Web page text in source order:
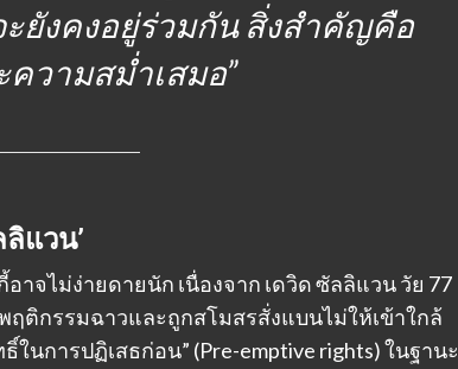
ะยังคงอยู่ร่วมกัน สิ่งสำคัญคือ
วามสม่ำเสมอ”
แวน’
จไม่ง่ายดายนัก เนื่องจาก เดวิด ซัลลิแวน วัย 77
ติกรรมฉาวและถูกสโมสรสั่งแบนไม่ให้เข้าใกล้
นการปฏิเสธก่อน” (Pre-emptive rights) ในฐานะ